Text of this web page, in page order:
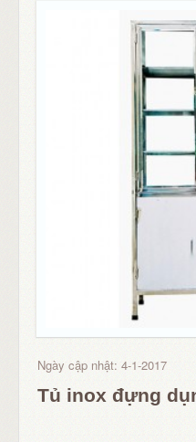
Ngày cập nhật: 4-1-2017
Tủ inox đựng